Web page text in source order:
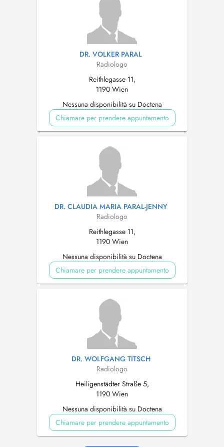
DR. VOLKER PARAL
Radiologo
Reithlegasse 11,
1190 Wien
Nessuna disponibilità su Doctena
Chiamare per prendere appuntamento
DR. CLAUDIA MARIA PARAL-JENNY
Radiologo
Reithlegasse 11,
1190 Wien
Nessuna disponibilità su Doctena
Chiamare per prendere appuntamento
DR. WOLFGANG TITSCH
Radiologo
Heiligenstädter Straße 5,
1190 Wien
Nessuna disponibilità su Doctena
Chiamare per prendere appuntamento